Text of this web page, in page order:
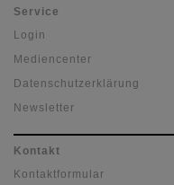
Service
Login
Mediencenter
Datenschutzerklärung
Newsletter
Kontakt
Kontaktformular